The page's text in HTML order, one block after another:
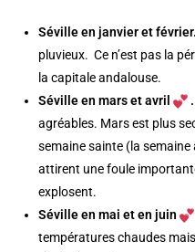
Séville en janvier et février.
pluvieux. Ce n’est pas la
la capitale andalouse.
Séville en mars et avril
.
agréables. Mars est plus
semaine sainte (la
attirent une foule
explosent.
Séville en mai et en juin
températures chaudes